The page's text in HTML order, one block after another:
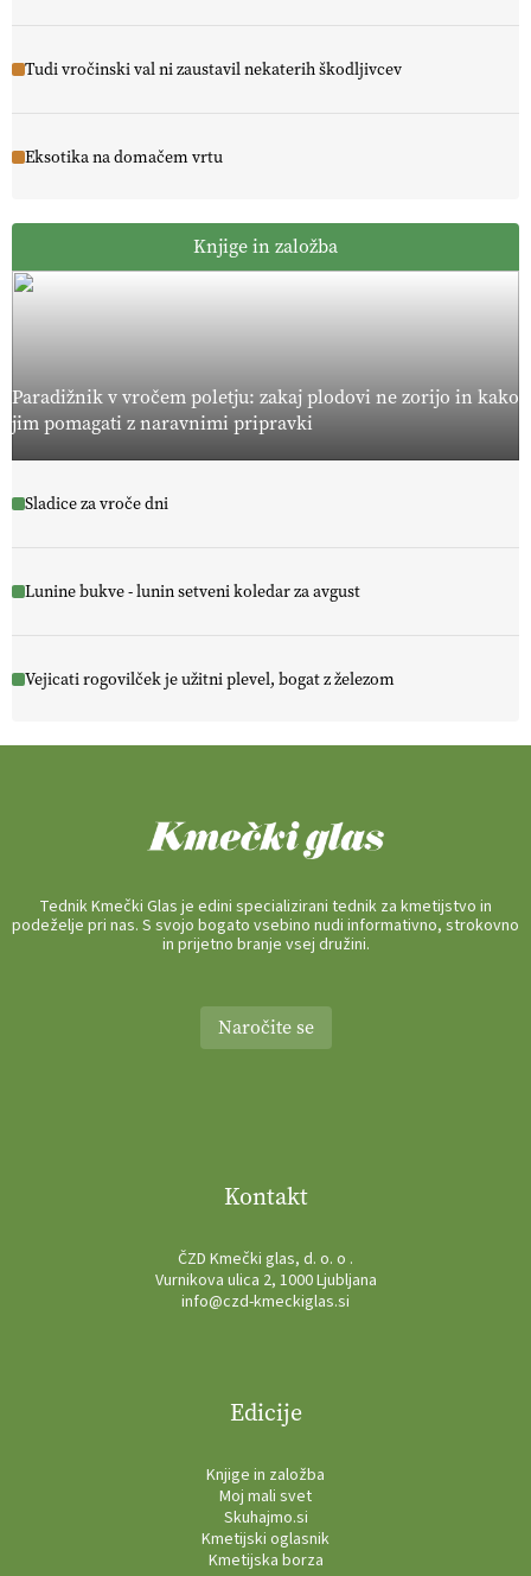
Tudi vročinski val ni zaustavil nekaterih škodljivcev
Eksotika na domačem vrtu
Knjige in založba
Paradižnik v vročem poletju: zakaj plodovi ne zorijo in kako
jim pomagati z naravnimi pripravki
Sladice za vroče dni
Lunine bukve - lunin setveni koledar za avgust
Vejicati rogovilček je užitni plevel, bogat z železom
Tednik Kmečki Glas je edini specializirani tednik za kmetijstvo in
podeželje pri nas. S svojo bogato vsebino nudi informativno, strokovno
in prijetno branje vsej družini.
Naročite se
Kontakt
ČZD Kmečki glas, d. o. o .
Vurnikova ulica 2, 1000 Ljubljana
info@czd-kmeckiglas.si
Edicije
Knjige in založba
Moj mali svet
Skuhajmo.si
Kmetijski oglasnik
Kmetijska borza